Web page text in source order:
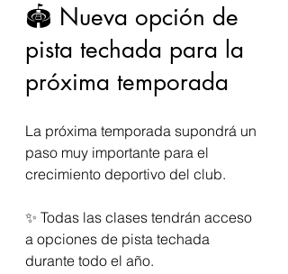
🏟️ Nueva opción de
pista techada para la
próxima temporada
La próxima temporada supondrá un
paso muy importante para el
crecimiento deportivo del club.
✨ Todas las clases tendrán acceso
a opciones de pista techada
durante todo el año.